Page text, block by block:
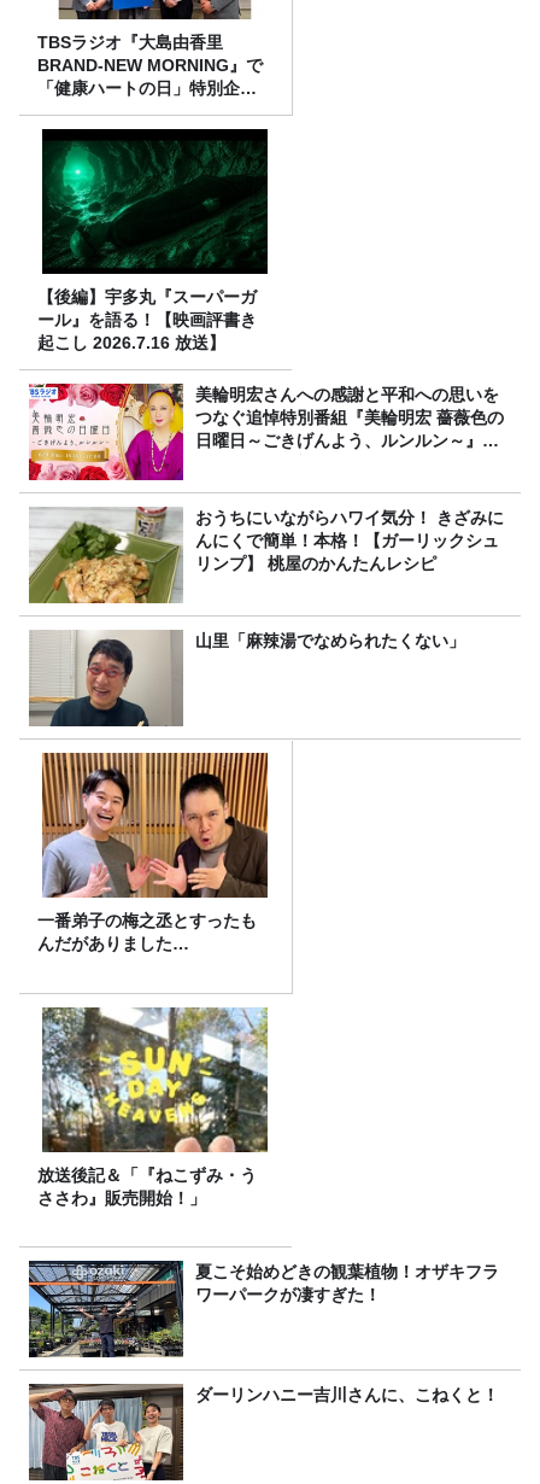
TBSラジオ『大島由香里
BRAND-NEW MORNING』で
「健康ハートの日」特別企画
を8/10（月）に放送
【後編】宇多丸『スーパーガ
ール』を語る！【映画評書き
起こし 2026.7.16 放送】
美輪明宏さんへの感謝と平和への思いを
つなぐ追悼特別番組『美輪明宏 薔薇色の
日曜日～ごきげんよう、ルンルン～』
おうちにいながらハワイ気分！ きざみに
んにくで簡単！本格！【ガーリックシュ
リンプ】 桃屋のかんたんレシピ
山里「麻辣湯でなめられたくない」
一番弟子の梅之丞とすったも
んだがありました…
放送後記＆「『ねこずみ・う
ささわ』販売開始！」
夏こそ始めどきの観葉植物！オザキフラ
ワーパークが凄すぎた！
ダーリンハニー吉川さんに、こねくと！